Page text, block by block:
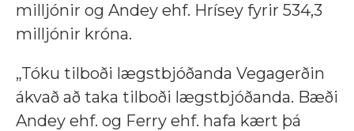
milljónir og Andey ehf. Hrísey fyrir 534,3
milljónir króna.
„Tóku tilboði lægstbjóðanda Vegagerðin
ákvað að taka tilboði lægstbjóðanda. Bæði
Andey ehf. og Ferry ehf. hafa kært þá